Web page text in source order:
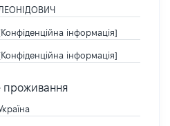
інформація]
інформація]
проживання